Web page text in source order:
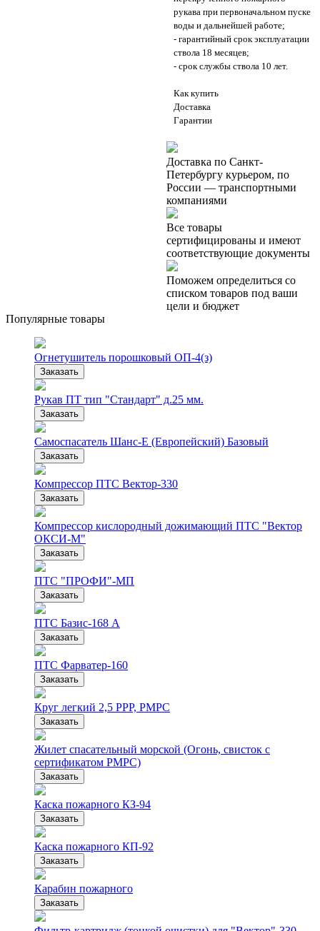
рукава при первоначальном пуске
воды и дальнейшей работе;
- гарантийный срок эксплуатации
ствола 18 месяцев;
- срок службы ствола 10 лет.
Как купить
Доставка
Гарантии
Доставка по Санкт-
Петербургу курьером, по
России — транспортными
компаниями
Все товары
сертифицированы и имеют
соответствующие документы
Поможем определиться со
списком товаров под ваши
цели и бюджет
Популярные товары
Огнетушитель порошковый ОП-4(з)
Заказать
Рукав ПТ тип "Стандарт" д.25 мм.
Заказать
Самоспасатель Шанс-Е (Европейский) Базовый
Заказать
Компрессор ПТС Вектор-330
Заказать
Компрессор кислородный дожимающий ПТС "Вектор
ОКСИ-М"
Заказать
ПТС "ПРОФИ"-МП
Заказать
ПТС Базис-168 А
Заказать
ПТС Фарватер-160
Заказать
Круг легкий 2,5 РРР, РМРС
Заказать
Жилет спасательный морской (Огонь, свисток с
сертификатом РМРС)
Заказать
Каска пожарного КЗ-94
Заказать
Каска пожарного КП-92
Заказать
Карабин пожарного
Заказать